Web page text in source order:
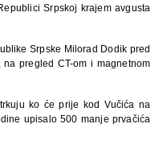
Srpskoj krajem avgusta
Srpske Milorad Dodik pred
pregled CT-om i magnetnom
ko će prije kod Vučića na
upisalo 500 manje prvačića